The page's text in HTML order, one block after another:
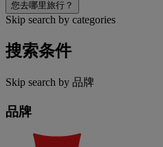
您去哪里旅行？
Skip search by categories
搜索条件
Skip search by 品牌
品牌